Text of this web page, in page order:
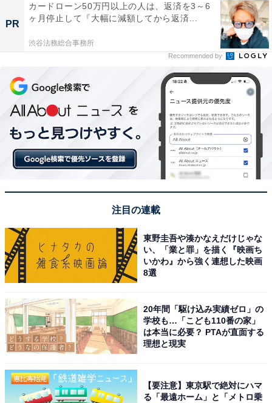
PR
カードローン50万円以上の人は、返済を3～6
ヶ月停止して『大幅に減額してから返済...
渋谷法務総合事務所
Recommended by
注目の連載
東野圭吾や湊かなえだけじゃな
い、「業と罪」を描く『映画ち
いかわ』から強く連想した映画
8選
20年間「駆け込み実績ゼロ」の
学校も…「こども110番の家」
は本当に必要？ PTAが直面する
理想と現実
【要注意】東京駅で絶対にハマ
る「最遠ホーム」と「メトロ乗